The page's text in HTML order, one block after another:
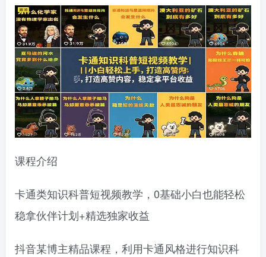
课程介绍
卡通类知识科普短视频教学，0基础小白也能轻松
稳拿伙伴计划+精选独家收益
抖音某博主精品课程，利用卡通风格进行知识科